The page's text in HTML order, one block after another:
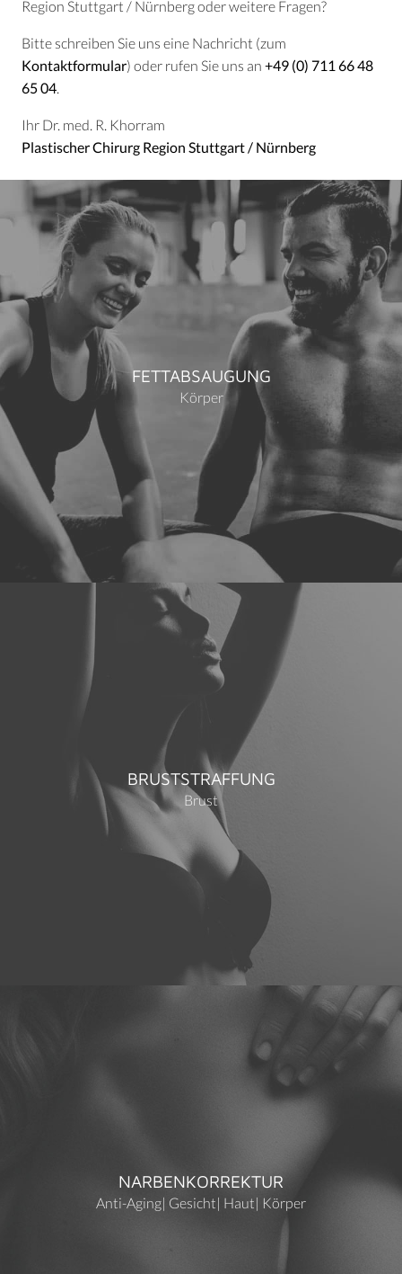
Region Stuttgart / Nürnberg oder weitere Fragen?
Bitte schreiben Sie uns eine Nachricht (zum
Kontaktformular) oder rufen Sie uns an +49 (0) 711 66 48
65 04.
Ihr Dr. med. R. Khorram
Plastischer Chirurg Region Stuttgart / Nürnberg
FETTABSAUGUNG
Körper
BRUSTSTRAFFUNG
Brust
NARBENKORREKTUR
Anti-Aging| Gesicht| Haut| Körper